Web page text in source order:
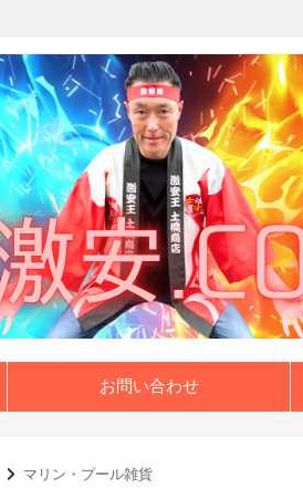
お問い合わせ
マリン・プール雑貨